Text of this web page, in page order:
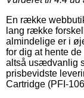
En række
lang række
almindelige er i
for dig at hente
altså usædvanlig
prisbevidste
Cartridge (PFI-